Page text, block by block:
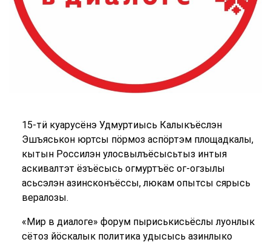
15-тӥ куарусёнэ Удмуртиысь Калыкъёслэн
Эшъяськон юртсы пӧрмоз аспӧртэм площадкалы,
кытын Россилэн улосвылъёсысьтыз интыя
аскивалтэт ёзъёсысь огмуртъёс ог-огзылы
асьсэлэн азинсконъёссы, люкам опытсы сярысь
вералозы.
«Мир в диалоге» форум пыриськисьёслы луонлык
сётоз йӧскалык политика удысысь азинлыко